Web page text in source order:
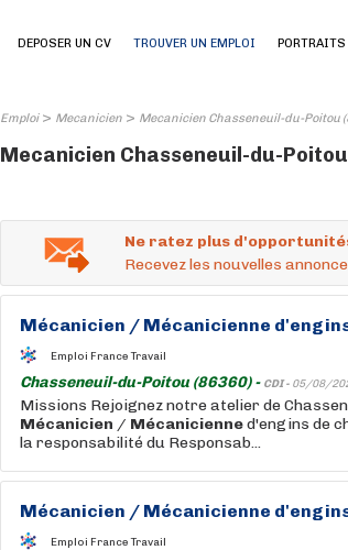
DEPOSER UN CV TROUVER UN EMPLOI
Emploi> Mecanicien > Mecanicien Chasseneuil-du-Poitou
Mecanicien Chasseneuil-du-
Ne ratez plus
Recevez les nouvelles
Mécanicien / Mécanicienne
Emploi France Travail
Chasseneuil-du-Poitou (86360) - CDI - 05/08/
Missions Rejoignez notre atelier de
Mécanicien / Mécanicienned'engins de
la responsabilité du Responsab...
Mécanicien / Mécanicienne
Emploi France Travail